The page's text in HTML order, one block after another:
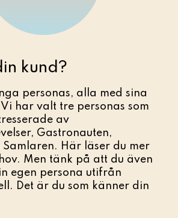
kund?
personas, alla med sina
har valt tre personas som
av
Gastronauten,
Samlaren. Här läser du mer
Men tänk på att du även
egen persona utifrån
Det är du som känner din